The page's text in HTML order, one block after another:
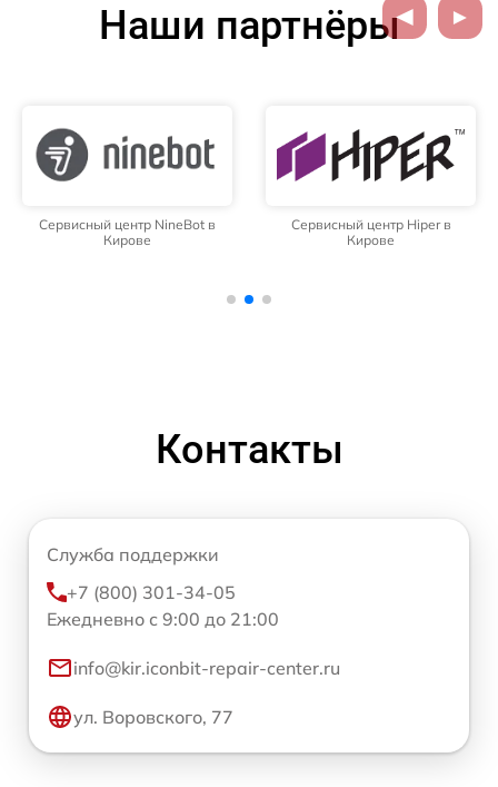
Наши партнёры
Сервисный центр NineBot в
Кирове
Сервисный центр Hiper в
Кирове
Контакты
Служба поддержки
+7 (800) 301-34-05
Ежедневно с 9:00 до 21:00
info@kir.iconbit-repair-center.ru
ул. Воровского, 77